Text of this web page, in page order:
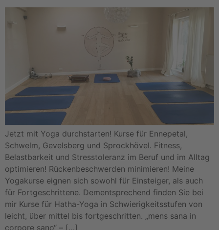
Jetzt mit Yoga durchstarten! Kurse für Ennepetal,
Schwelm, Gevelsberg und Sprockhövel. Fitness,
Belastbarkeit und Stresstoleranz im Beruf und im Alltag
optimieren! Rückenbeschwerden minimieren! Meine
Yogakurse eignen sich sowohl für Einsteiger, als auch
für Fortgeschrittene. Dementsprechend finden Sie bei
mir Kurse für Hatha-Yoga in Schwierigkeitsstufen von
leicht, über mittel bis fortgeschritten. „mens sana in
corpore sano“ – […]